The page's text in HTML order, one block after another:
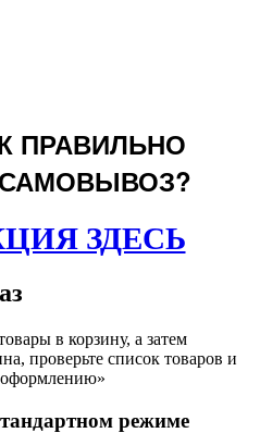
ПРАВИЛЬНО
ЗДЕСЬ
в корзину, а затем
проверьте список товаров и
режиме